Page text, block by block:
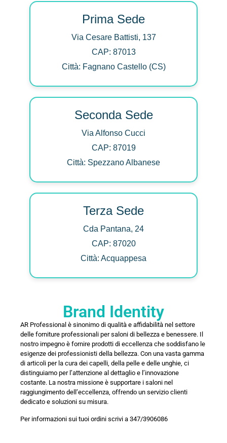
Prima Sede
Via Cesare Battisti, 137
CAP: 87013
Città: Fagnano Castello (CS)
Seconda Sede
Via Alfonso Cucci
CAP: 87019
Città: Spezzano Albanese
Terza Sede
Cda Pantana, 24
CAP: 87020
Città: Acquappesa
Brand Identity
AR Professional è sinonimo di qualità e affidabilità nel settore
delle forniture professionali per saloni di bellezza e benessere. Il
nostro impegno è fornire prodotti di eccellenza che soddisfano le
esigenze dei professionisti della bellezza. Con una vasta gamma
di articoli per la cura dei capelli, della pelle e delle unghie, ci
distinguiamo per l’attenzione al dettaglio e l’innovazione
costante. La nostra missione è supportare i saloni nel
raggiungimento dell’eccellenza, offrendo un servizio clienti
dedicato e soluzioni su misura.
Per informazioni sui tuoi ordini scrivi a 347/3906086